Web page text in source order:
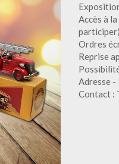
Accès à
participer)
Ordres
Reprise
Adresse -
Contact :